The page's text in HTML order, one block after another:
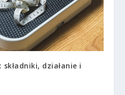
składniki, działanie i